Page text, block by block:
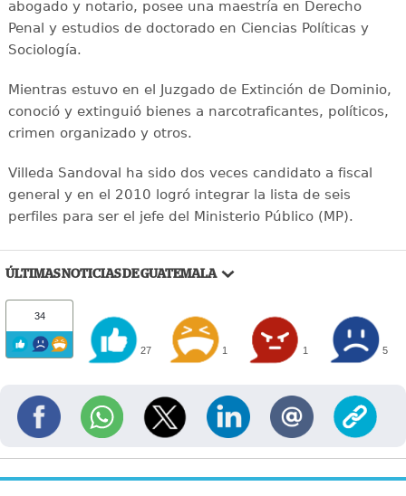
abogado y notario, posee una maestría en Derecho
Penal y estudios de doctorado en Ciencias Políticas y
Sociología.
Mientras estuvo en el Juzgado de Extinción de Dominio,
conoció y extinguió bienes a narcotraficantes, políticos,
crimen organizado y otros.
Villeda Sandoval ha sido dos veces candidato a fiscal
general y en el 2010 logró integrar la lista de seis
perfiles para ser el jefe del Ministerio Público (MP).
ÚLTIMAS NOTICIAS DE GUATEMALA
34
27 1 1 5